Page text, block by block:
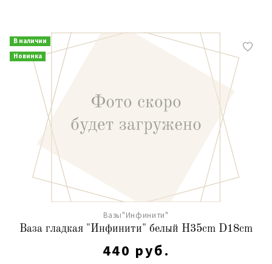
В наличии
Новинка
Вазы"Инфинити"
Ваза гладкая "Инфинити" белый H35cm D18cm
440 руб.